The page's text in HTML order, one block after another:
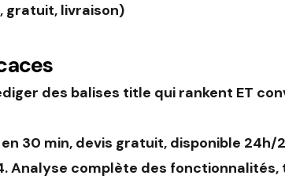
gratuit, livraison)
des balises title qui rankent ET
30 min, devis gratuit, disponible
Analyse complète des